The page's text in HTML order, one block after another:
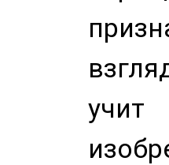
учит